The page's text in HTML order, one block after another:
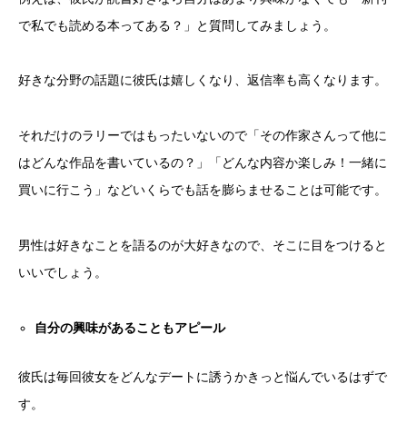
で私でも読める本ってある？」と質問してみましょう。
好きな分野の話題に彼氏は嬉しくなり、返信率も高くなります。
それだけのラリーではもったいないので「その作家さんって他に
はどんな作品を書いているの？」「どんな内容か楽しみ！一緒に
買いに行こう」などいくらでも話を膨らませることは可能です。
男性は好きなことを語るのが大好きなので、そこに目をつけると
いいでしょう。
自分の興味があることもアピール
彼氏は毎回彼女をどんなデートに誘うかきっと悩んでいるはずで
す。